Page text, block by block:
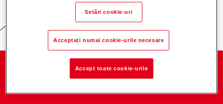
Setări cookie-uri
Acceptați numai cookie-urile necesare
Accept toate cookie-urile